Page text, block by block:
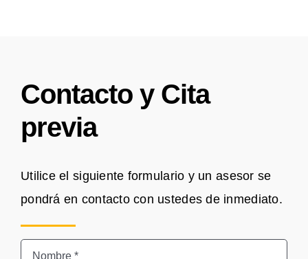
Contacto y Cita
previa
Utilice el siguiente formulario y un asesor se
pondrá en contacto con ustedes de inmediato.